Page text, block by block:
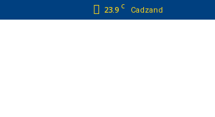
23.9 C Cadzand